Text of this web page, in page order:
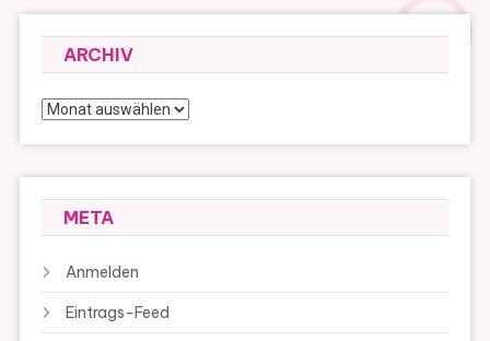
ARCHIV
Archiv
META
Anmelden
Eintrags-Feed